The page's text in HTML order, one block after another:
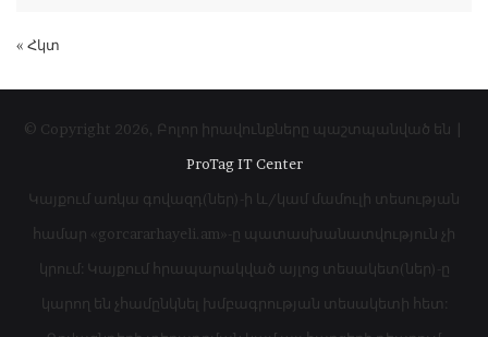
« Հկտ
© Copyright 2026, Բոլոր իրավունքները պաշտպանված են |
ProTag IT Center
Կայքում առկա գովազդ(ներ)-ի և/կամ մամուլի տեսության
համար «gorcararhayeli.am»-ը պատասխանատվություն չի
կրում: Կայքում հրապարակված այլոց տեսակետ(ներ)-ը
կարող են չհամընկնել խմբագրության տեսակետի հետ: